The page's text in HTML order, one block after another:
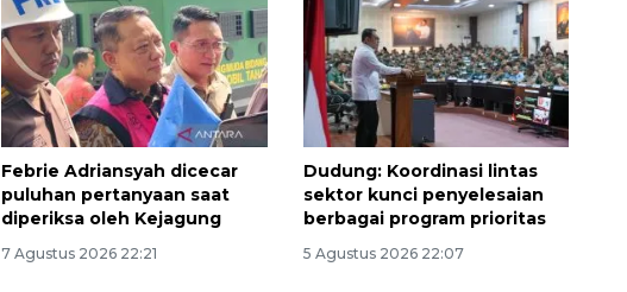
Febrie Adriansyah dicecar
puluhan pertanyaan saat
diperiksa oleh Kejagung
7 Agustus 2026 22:21
Dudung: Koordinasi lintas
sektor kunci penyelesaian
berbagai program prioritas
5 Agustus 2026 22:07